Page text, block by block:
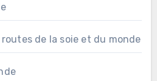
de la soie et du monde